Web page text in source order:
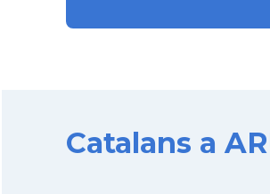
Catalans a